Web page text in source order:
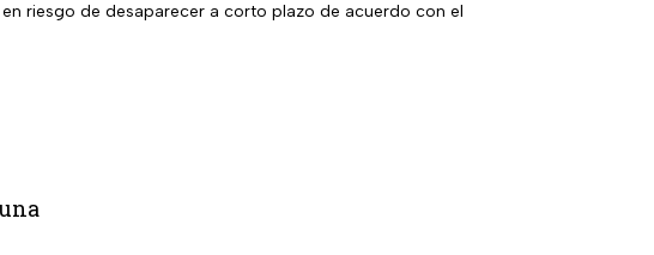
riesgo de desaparecer a corto plazo de acuerdo con el